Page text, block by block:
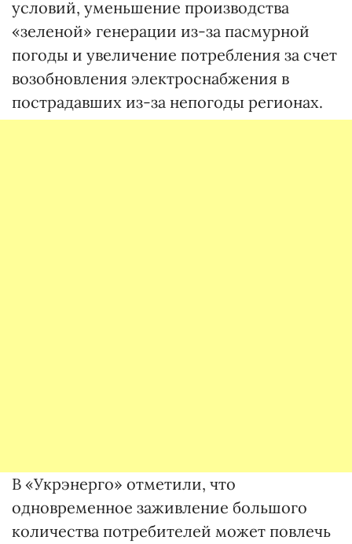
условий, уменьшение производства
«зеленой» генерации из-за пасмурной
погоды и увеличение потребления за счет
возобновления электроснабжения в
пострадавших из-за непогоды регионах.
В «Укрэнерго» отметили, что
одновременное заживление большого
количества потребителей может повлечь